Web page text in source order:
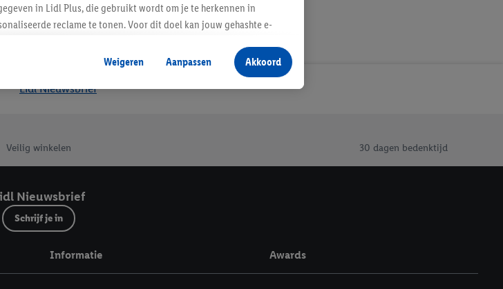
Lidl Nieuwsbrief
Veilig winkelen 30 dagen bedenktijd
Nieuwsbrief
Schrijf je in
Informatie Awards
in Lidl Plus, die gebruikt wordt om je te herkennen in
reclame te tonen. Voor dit doel kan jouw gehashte e-
advertenties worden weergegeven voor producten waarin je
product in een winkelmandje van een online winkel te plaatsen
informatie vinden over de gegevensverwerking.
er enkel technisch noodzakelijke cookies en vergelijkbare
recht om jouw toestemming op elk gewenst moment in te
impressum voor de Lidl website hier.Klikhiervoor meer informatie
Weigeren Aanpassen Akkoord